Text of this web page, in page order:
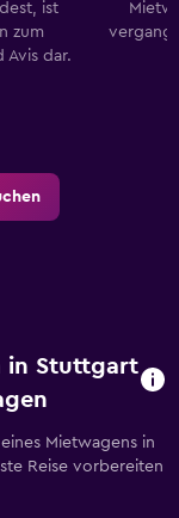
ist
zum
Avis dar.
in Stuttgart
Mietwagens in
Reise vorbereiten